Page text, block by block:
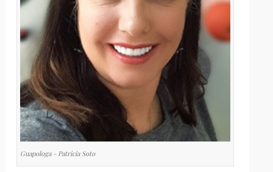
Guapologa - Patricia Soto